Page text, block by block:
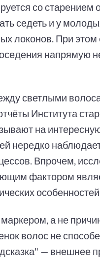
со старением
седеть и у
локонов. При
напрямую
светлыми
Института
на
нередко
Впрочем,
фактором
особенностей.
а не
волос не
— внешнее